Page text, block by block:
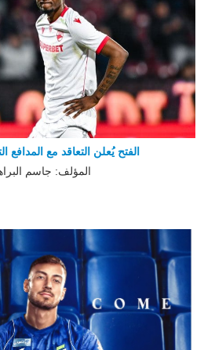
الفتح يُعلن التعاقد مع المدافع
المؤلف: جاسم